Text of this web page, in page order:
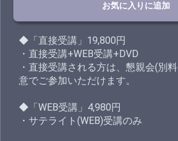
お気に入りに追加
◆「直接受講」19,800円
・直接受講+WEB受講+DVD
・直接受講される方は、懇親会(別
意でご参加いただけます。
◆「WEB受講」4,980円
・サテライト(WEB)受講のみ